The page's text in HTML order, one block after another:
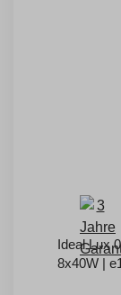
Ideal Lux
8x40W |